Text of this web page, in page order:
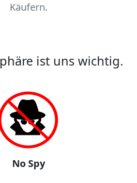
Käufern.
ist uns wichtig.
No Spy